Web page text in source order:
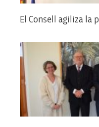
El Consell agiliza la